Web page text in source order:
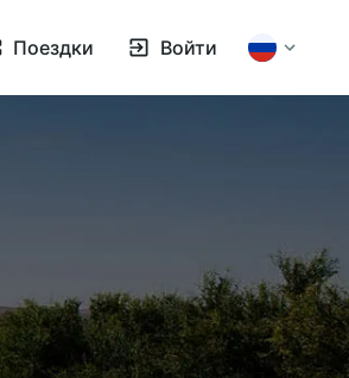
Поездки Войти